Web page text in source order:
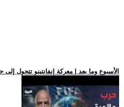
.. الأسبوع وما بعد | معركة إنفانتينو تتحول